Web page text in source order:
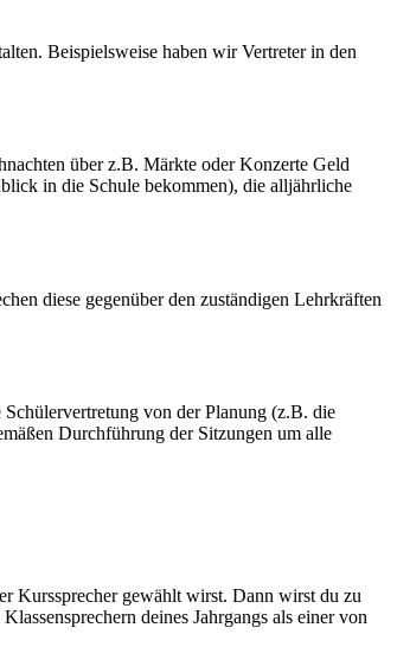
Beispielsweise haben wir Vertreter in den
über z.B. Märkte oder Konzerte Geld
in die Schule bekommen), die alljährliche
diese gegenüber den zuständigen Lehrkräften
von der Planung (z.B. die
Durchführung der Sitzungen um alle
Kurssprecher gewählt wirst. Dann wirst du zu
deines Jahrgangs als einer von